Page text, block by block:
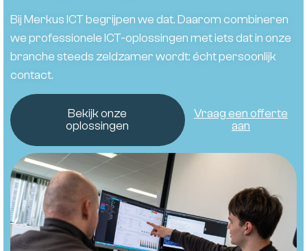
Bij Merkus ICT begrijpen we dat. Daarom combineren
we professionele ICT-oplossingen met iets dat in onze
branche steeds zeldzamer wordt: écht persoonlijk
contact.
Bekijk onze
oplossingen
Vraag een offerte
aan